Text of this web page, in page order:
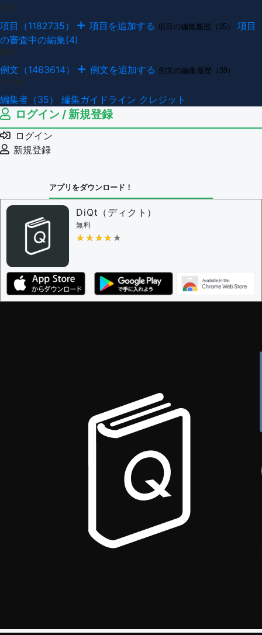
項目（1182735） 項目を追加する 項目の編集履歴（35）
項目
の審査中の編集(4)
例文（1463614） 例文を追加する 例文の編集履歴（39）
編集者（35） 編集ガイドライン クレジット
ログイン / 新規登録
ログイン
新規登録
アプリをダウンロード！
DiQt（ディクト）
無料
★★★★★
★★★★★